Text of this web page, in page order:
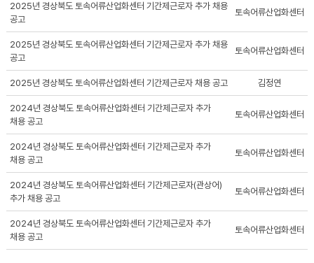
2025년 경상북도 토속어류산업화센터 기간제근로자 추가 채용
공고
토속어류산업화센터
2025년 경상북도 토속어류산업화센터 기간제근로자 추가 채용
공고
토속어류산업화센터
2025년 경상북도 토속어류산업화센터 기간제근로자 채용 공고 김정연
2024년 경상북도 토속어류산업화센터 기간제근로자 추가
채용 공고
토속어류산업화센터
2024년 경상북도 토속어류산업화센터 기간제근로자 추가
채용 공고
토속어류산업화센터
2024년 경상북도 토속어류산업화센터 기간제근로자(관상어)
추가 채용 공고
토속어류산업화센터
2024년 경상북도 토속어류산업화센터 기간제근로자 추가
채용 공고
토속어류산업화센터